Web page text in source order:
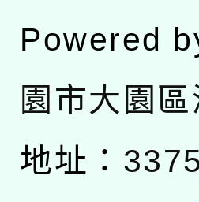
Powered
園市大園
地址：